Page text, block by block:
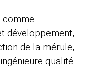
développement,
de la mérule,
qualité